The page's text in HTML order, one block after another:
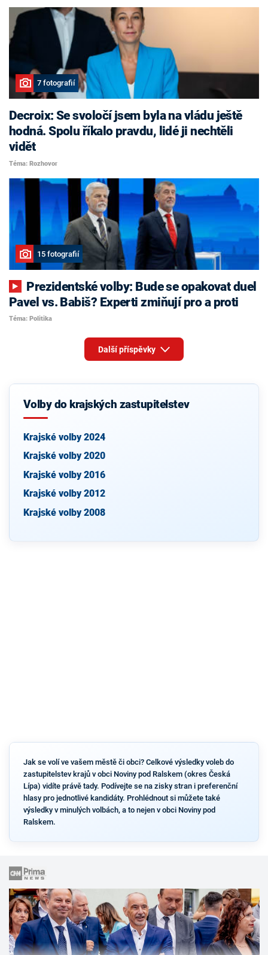
7 fotografií
Decroix: Se svoločí jsem byla na vládu ještě
hodná. Spolu říkalo pravdu, lidé ji nechtěli
vidět
Téma: Rozhovor
15 fotografií
Pavel vs. Babiš? Experti zmiňují pro a proti
Téma: Politika
Další příspěvky
Volby do krajských zastupitelstev
Krajské volby 2024
Krajské volby 2020
Krajské volby 2016
Krajské volby 2012
Krajské volby 2008
Jak se volí ve vašem městě či obci? Celkové výsledky voleb do
zastupitelstev krajů v obci Noviny pod Ralskem (okres Česká
Lípa) vidíte právě tady. Podívejte se na zisky stran i preferenční
hlasy pro jednotlivé kandidáty. Prohlédnout si můžete také
výsledky v minulých volbách, a to nejen v obci Noviny pod
Ralskem.